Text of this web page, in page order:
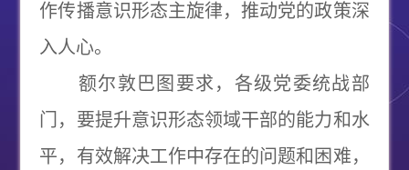
作传播意识形态主旋律，推动党的政策深
入人心。
额尔敦巴图要求，各级党委统战部
门，要提升意识形态领域干部的能力和水
平，有效解决工作中存在的问题和困难，